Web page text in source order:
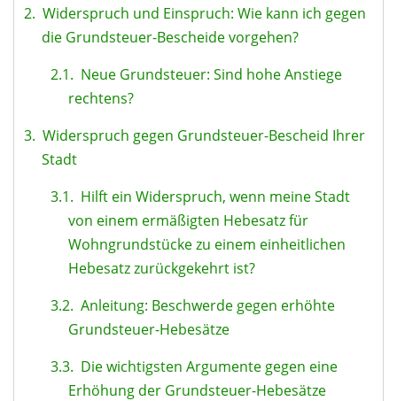
2. Widerspruch und Einspruch: Wie kann ich gegen
die Grundsteuer-Bescheide vorgehen?
2.1. Neue Grundsteuer: Sind hohe Anstiege
rechtens?
3. Widerspruch gegen Grundsteuer-Bescheid Ihrer
Stadt
3.1. Hilft ein Widerspruch, wenn meine Stadt
von einem ermäßigten Hebesatz für
Wohngrundstücke zu einem einheitlichen
Hebesatz zurückgekehrt ist?
3.2. Anleitung: Beschwerde gegen erhöhte
Grundsteuer-Hebesätze
3.3. Die wichtigsten Argumente gegen eine
Erhöhung der Grundsteuer-Hebesätze